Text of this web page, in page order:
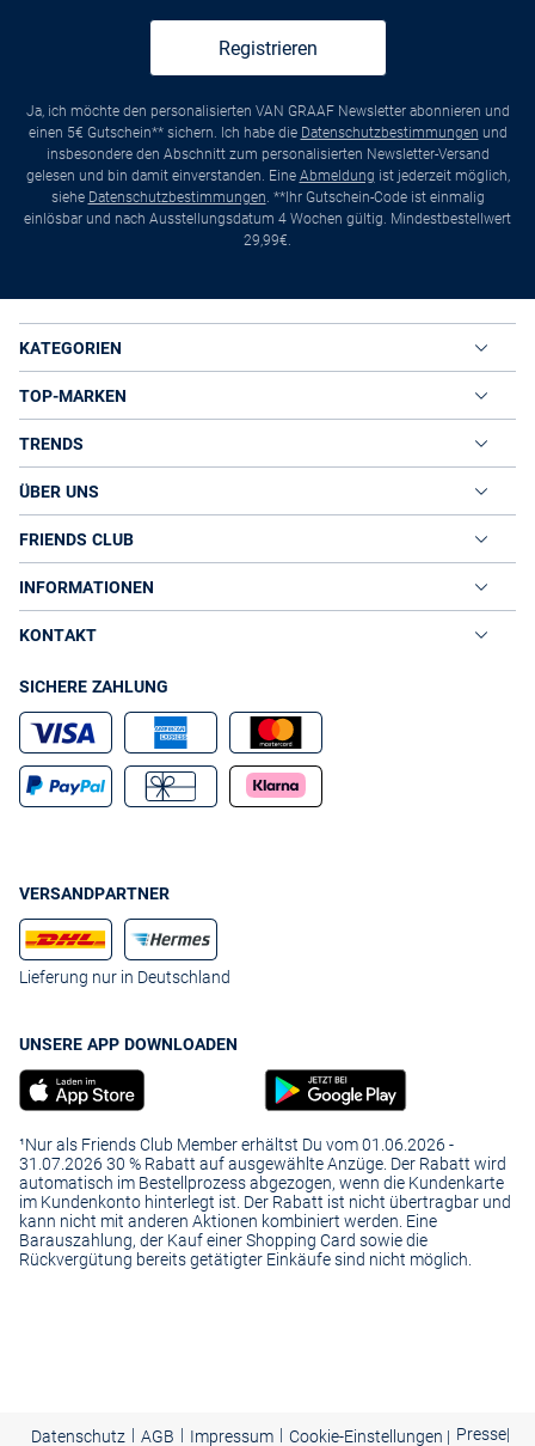
Registrieren
Ja, ich möchte den personalisierten VAN GRAAF Newsletter abonnieren und
einen 5€ Gutschein** sichern. Ich habe die Datenschutzbestimmungen und
insbesondere den Abschnitt zum personalisierten Newsletter-Versand
gelesen und bin damit einverstanden. Eine Abmeldung ist jederzeit möglich,
siehe Datenschutzbestimmungen. **Ihr Gutschein-Code ist einmalig
einlösbar und nach Ausstellungsdatum 4 Wochen gültig. Mindestbestellwert
29,99€.
KATEGORIEN
TOP-MARKEN
TRENDS
ÜBER UNS
FRIENDS CLUB
INFORMATIONEN
KONTAKT
SICHERE ZAHLUNG
VERSANDPARTNER
Lieferung nur in Deutschland
UNSERE APP DOWNLOADEN
¹Nur als Friends Club Member erhältst Du vom 01.06.2026 -
31.07.2026 30 % Rabatt auf ausgewählte Anzüge. Der Rabatt wird
automatisch im Bestellprozess abgezogen, wenn die Kundenkarte
im Kundenkonto hinterlegt ist. Der Rabatt ist nicht übertragbar und
kann nicht mit anderen Aktionen kombiniert werden. Eine
Barauszahlung, der Kauf einer Shopping Card sowie die
Rückvergütung bereits getätigter Einkäufe sind nicht möglich.
Datenschutz | AGB | Impressum | Cookie-Einstellungen | Presse|